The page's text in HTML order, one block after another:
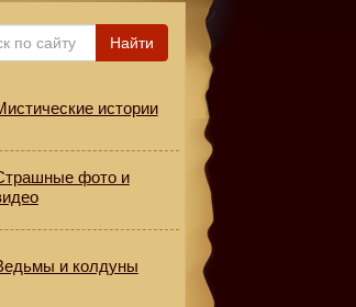
Найти
истории
фото и
и колдуны